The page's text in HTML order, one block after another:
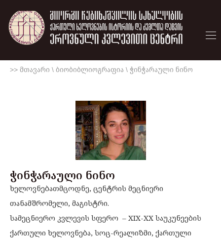
>> მთავარი \ ბიობიბლიოგრაფია \ ჭინჭარაული ნინო
ჭინჭარაული ნინო
ხელოვნებათმცოდნე, ცენტრის მეცნიერი
თანამშრომელი, მაგისტრი.
სამეცნიერო კვლევის სფერო – XIX-XX საუკუნეების
ქართული ხელოვნება, სოც-რეალიზმი, ქართული